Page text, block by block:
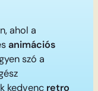
ahol a
animációs
szó a
kedvenc retro